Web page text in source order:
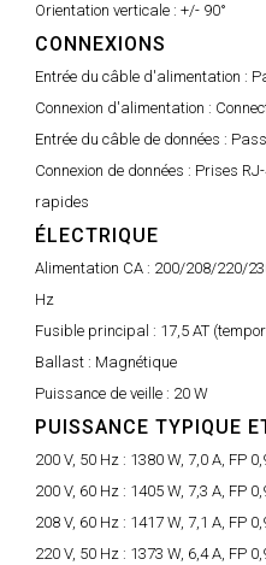
Orientation verticale : +/- 90°
CONNEXIONS
Entrée du câble d'alimentation :
Connexion d'alimentation :
Entrée du câble de données :
Connexion de données : Prises
rapides
ÉLECTRIQUE
Alimentation CA : 200/208/220/
Hz
Fusible principal : 17,5 AT
Ballast : Magnétique
Puissance de veille : 20 W
PUISSANCE TYPIQUE
200 V, 50 Hz : 1380 W, 7,0 A, FP
200 V, 60 Hz : 1405 W, 7,3 A, FP
208 V, 60 Hz : 1417 W, 7,1 A, FP
220 V, 50 Hz : 1373 W, 6,4 A, FP